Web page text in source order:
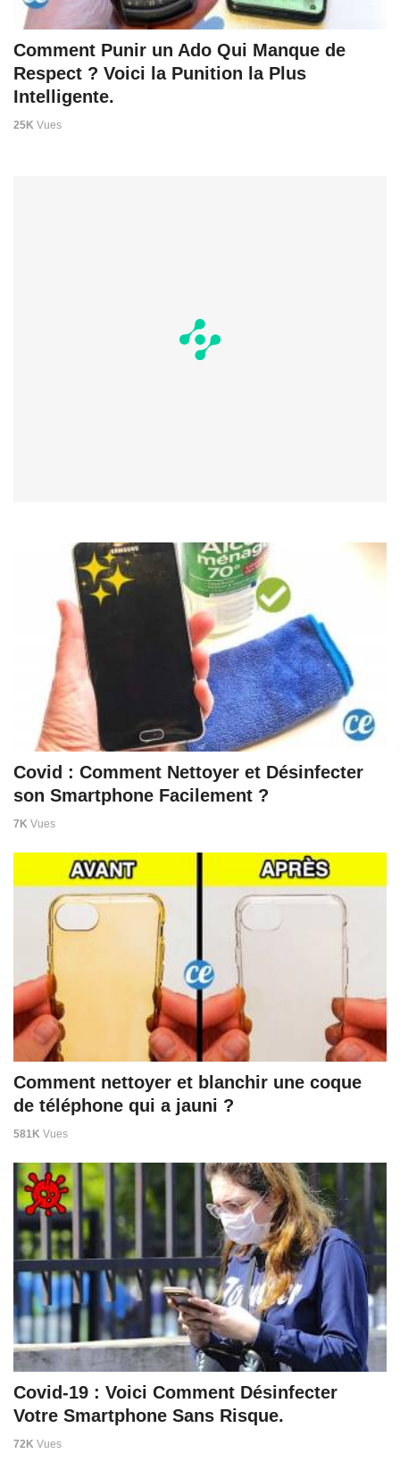
Comment Punir un Ado Qui Manque de
Respect ? Voici la Punition la Plus
Intelligente.
25K Vues
Covid : Comment Nettoyer et Désinfecter
son Smartphone Facilement ?
7K Vues
Comment nettoyer et blanchir une coque
de téléphone qui a jauni ?
581K Vues
Covid-19 : Voici Comment Désinfecter
Votre Smartphone Sans Risque.
72K Vues